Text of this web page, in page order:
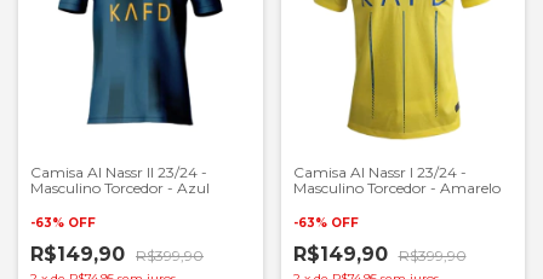
Camisa Al Nassr II 23/24 -
Masculino Torcedor - Azul
-63% OFF
R$149,90 R$399,90
Camisa Al Nassr I 23/24 -
Masculino Torcedor - Amarelo
-63% OFF
R$149,90 R$399,90